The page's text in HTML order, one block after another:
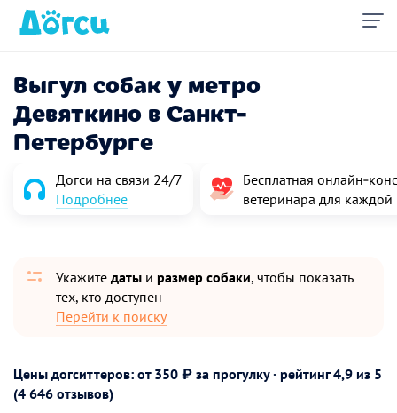
Выгул собак у метро
Девяткино в Санкт-
Петербурге
Догси на связи 24/7
Подробнее
Бесплатная
ветеринара для
Укажите даты и размер собаки, чтобы показать
тех, кто доступен
Перейти к поиску
Цены догситтеров: от 350 ₽ за прогулку · рейтинг4,9 из 5
(4 646 отзывов)